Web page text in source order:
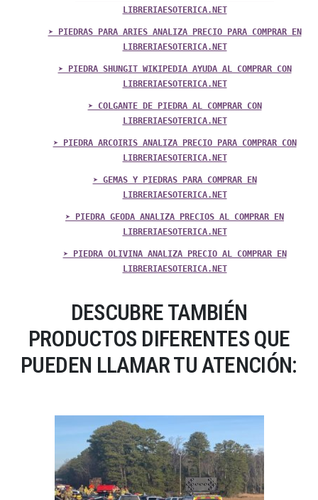
LIBRERIAESOTERICA.NET
➤ PIEDRAS PARA ARIES ANALIZA PRECIO PARA COMPRAR EN
LIBRERIAESOTERICA.NET
➤ PIEDRA SHUNGIT WIKIPEDIA AYUDA AL COMPRAR CON
LIBRERIAESOTERICA.NET
➤ COLGANTE DE PIEDRA AL COMPRAR CON
LIBRERIAESOTERICA.NET
➤ PIEDRA ARCOIRIS ANALIZA PRECIO PARA COMPRAR CON
LIBRERIAESOTERICA.NET
➤ GEMAS Y PIEDRAS PARA COMPRAR EN
LIBRERIAESOTERICA.NET
➤ PIEDRA GEODA ANALIZA PRECIOS AL COMPRAR EN
LIBRERIAESOTERICA.NET
➤ PIEDRA OLIVINA ANALIZA PRECIO AL COMPRAR EN
LIBRERIAESOTERICA.NET
DESCUBRE TAMBIÉN
PRODUCTOS DIFERENTES QUE
PUEDEN LLAMAR TU ATENCIÓN: